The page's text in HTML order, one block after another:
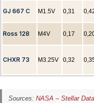
GJ 667 C M1.5V 0,31
Ross 128 M4V 0,17
CHXR 73 M3.25V 0,32
Sources: NASA – Stellar Data